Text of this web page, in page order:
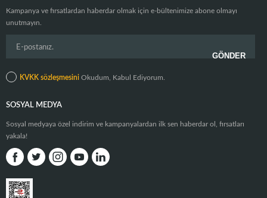
taşınabilir yazıcılarbaşta olmak üzere en kaliteliyazıcı fiyatları ve
modelleri
Kampanya ve fırsatlardan haberdar olmak için e-bültenimize abone olmayı
unutmayın.
KVKK sözleşmesini Okudum, Kabul Ediyorum.
SOSYAL MEDYA
Sosyal medyaya özel indirim ve kampanyalardan ilk sen haberdar ol, fırsatları
yakala!